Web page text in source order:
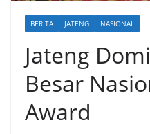
BERITA JATENG NASIONAL
Jateng
Besar
Award